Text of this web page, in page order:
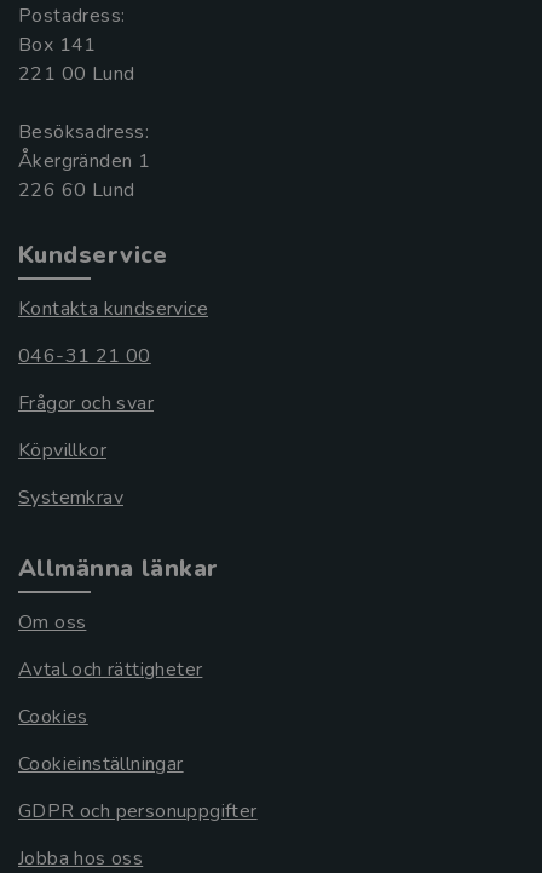
Postadress:
Box 141
221 00 Lund
Besöksadress:
Åkergränden 1
Kundservice
Kontakta kundservice
046-31 21 00
Frågor och svar
Köpvillkor
Systemkrav
Allmänna länkar
Om oss
Avtal och rättigheter
Cookies
Cookieinställningar
GDPR och personuppgifter
Jobba hos oss